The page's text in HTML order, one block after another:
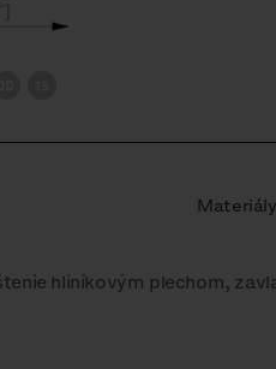
Materiály
hliníkovým plechom,